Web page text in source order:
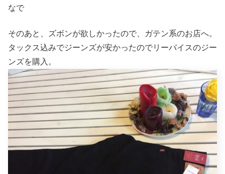
なで
そのあと、ズボンが欲しかったので、ガテン系のお店へ。
タックス込みでジーンズが安かったのでリーバイスのジー
ンズを購入。